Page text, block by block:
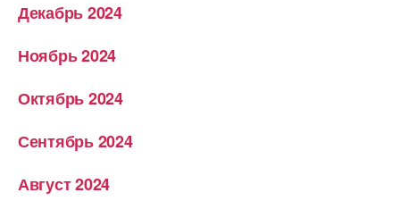
Декабрь 2024
Ноябрь 2024
Октябрь 2024
Сентябрь 2024
Август 2024